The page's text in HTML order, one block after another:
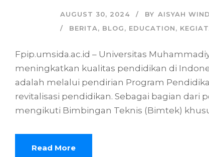
AUGUST 30, 2024 BY AISYAH
BERITA, BLOG, EDUCATION,
Fpip.umsida.ac.id – Universitas
meningkatkan kualitas pendidikan di
adalah melalui pendirian Program
revitalisasi pendidikan. Sebagai bagian dari
mengikuti Bimbingan Teknis (Bimtek)
Read More